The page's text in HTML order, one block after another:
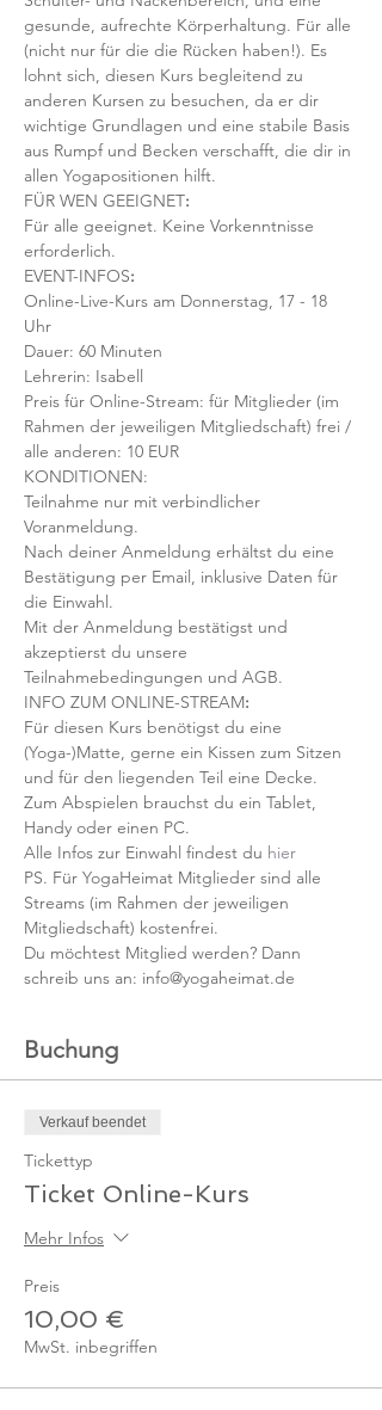
gesunde, aufrechte Körperhaltung. Für alle
(nicht nur für die die Rücken haben!). Es
lohnt sich, diesen Kurs begleitend zu
anderen Kursen zu besuchen, da er dir
wichtige Grundlagen und eine stabile Basis
aus Rumpf und Becken verschafft, die dir in
allen Yogapositionen hilft.
FÜR WEN GEEIGNET:
Für alle geeignet. Keine Vorkenntnisse
erforderlich.
EVENT-INFOS:
Online-Live-Kurs am Donnerstag, 17 - 18
Uhr
Dauer: 60 Minuten
Lehrerin: Isabell
Preis für Online-Stream: für Mitglieder (im
Rahmen der jeweiligen Mitgliedschaft) frei /
alle anderen: 10 EUR
KONDITIONEN:
Teilnahme nur mit verbindlicher
Voranmeldung.
Nach deiner Anmeldung erhältst du eine
Bestätigung per Email, inklusive Daten für
die Einwahl.
Mit der Anmeldung bestätigst und
akzeptierst du unsere
Teilnahmebedingungen und AGB.
INFO ZUM ONLINE-STREAM:
Für diesen Kurs benötigst du eine
(Yoga-)Matte, gerne ein Kissen zum Sitzen
und für den liegenden Teil eine Decke.
Zum Abspielen brauchst du ein Tablet,
Handy oder einen PC.
Alle Infos zur Einwahl findest du hier
PS. Für YogaHeimat Mitglieder sind alle
Streams (im Rahmen der jeweiligen
Mitgliedschaft) kostenfrei.
Du möchtest Mitglied werden? Dann
schreib uns an: info@yogaheimat.de
Buchung
Verkauf beendet
Tickettyp
Ticket Online-Kurs
Mehr Infos
Preis
10,00 €
MwSt. inbegriffen